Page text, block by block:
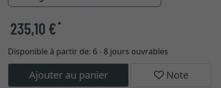
235,10 €*
Disponible à partir de: 6 - 8 jours ouvrables
Ajouter au panier Note